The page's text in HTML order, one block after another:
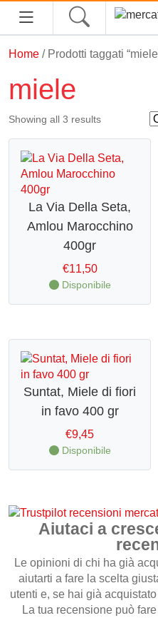
ALIMENTARI
COSMESI
PROFUMI ARABI
SOUK
MACELLERIA
INGROSSO
CONTATTI
Home / Prodotti taggati
miele
Showing all 3 results
La Via Della Seta,
Amlou Marocchino
400gr
€11,50
Disponibile
Suntat, Miele di fiori
in favo 400 gr
€9,45
Disponibile
Aiutaci a
Le opinioni di chi ha già
aiutarti a fare la scelta
utenti e, se hai già
La tua recensione può